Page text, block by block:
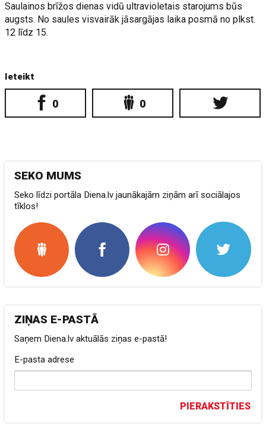
Saulainos brīžos dienas vidū ultravioletais starojums būs
augsts. No saules visvairāk jāsargājas laika posmā no plkst.
12 līdz 15.
Ieteikt
0 0
SEKO MUMS
Seko līdzi portāla Diena.lv jaunākajām ziņām arī sociālajos
tīklos!
ZIŅAS E-PASTĀ
Saņem Diena.lv aktuālās ziņas e-pastā!
E-pasta adrese
PIERAKSTĪTIES